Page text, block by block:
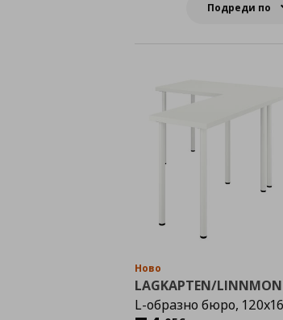
Подреди по
Ново
LAGKAPTEN/LINNMON
L-образно бюро,